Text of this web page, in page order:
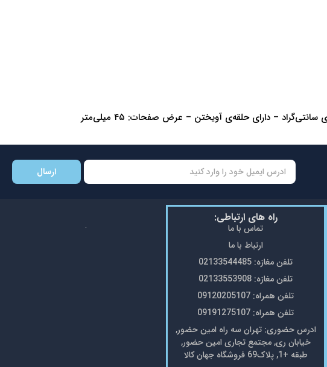
ارسال
راه های ارتباطی:
تماس با ما
ارتباط با ما
تلفن مغازه: 02133544485
تلفن مغازه: 02133553908
تلفن همراه: 09120205107
تلفن همراه: 09191275107
ادرس حضوری: تهران سه راه امین حضور,
خیابان ری, مجتمع تجاری امین حضور,
طبقه +1, پلاک69 فروشگاه جهان کالا